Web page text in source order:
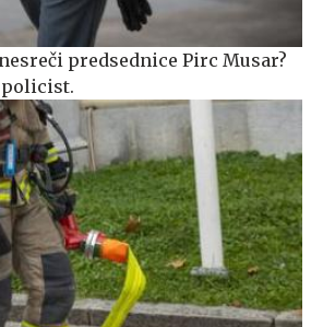
predsednice Pirc Musar?
policist.